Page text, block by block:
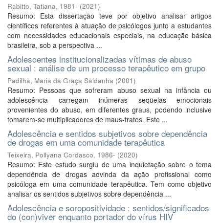
Rabitto, Tatiana, 1981- (2021)
Resumo: Esta dissertação teve por objetivo analisar artigos
científicos referentes à atuação de psicólogos junto a estudantes
com necessidades educacionais especiais, na educação básica
brasileira, sob a perspectiva ...
Adolescentes institucionalizadas vítimas de abuso
sexual : análise de um processo terapêutico em grupo
Padilha, Maria da Graça Saldanha (2001)
Resumo: Pessoas que sofreram abuso sexual na infância ou
adolescência carregam inúmeras seqüelas emocionais
provenientes do abuso, em diferentes graus, podendo inclusive
tomarem-se multiplicadores de maus-tratos. Este ...
Adolescência e sentidos subjetivos sobre dependência
de drogas em uma comunidade terapêutica
Teixeira, Pollyana Cordasco, 1986- (2020)
Resumo: Este estudo surgiu de uma inquietação sobre o tema
dependência de drogas advinda da ação profissional como
psicóloga em uma comunidade terapêutica. Tem como objetivo
analisar os sentidos subjetivos sobre dependência ...
Adolescência e soropositividade : sentidos/significados
do (con)viver enquanto portador do vírus HIV